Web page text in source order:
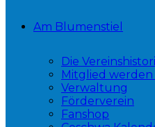
Am Blumenstiel
Die
Mitglied
Verwaltung
Förderverein
Fanshop